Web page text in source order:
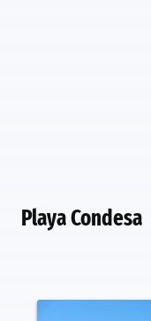
Playa Condesa